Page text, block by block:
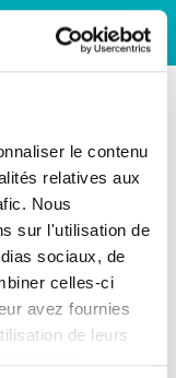
le contenu
relatives aux
Nous
sur l'utilisation de
sociaux, de
celles-ci
avez fournies
de leurs